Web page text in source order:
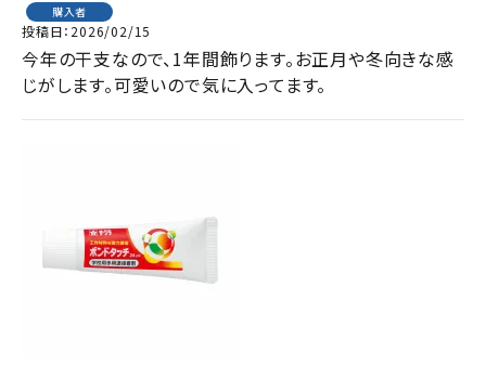
購入者
投稿日 2026/02/15
今年の干支なので、1年間飾ります。お正月や冬向きな感
じがします。可愛いので気に入ってます。